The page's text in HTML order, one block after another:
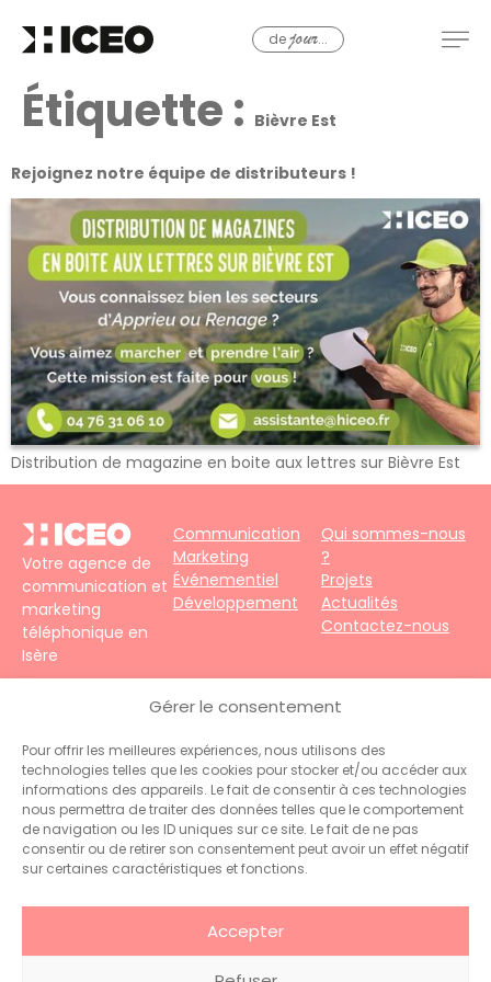
Gérer le consentement
Pour offrir les meilleures expériences, nous utilisons des
technologies telles que les cookies pour stocker et/ou accéder aux
informations des appareils. Le fait de consentir à ces technologies
nous permettra de traiter des données telles que le comportement
de navigation ou les ID uniques sur ce site. Le fait de ne pas
consentir ou de retirer son consentement peut avoir un effet négatif
sur certaines caractéristiques et fonctions.
Accepter
dejour...
Étiquette : Bièvre Est
Rejoignez notre équipe de distributeurs !
Distribution de magazine en boite aux lettres sur Bièvre Est
Votre agence de
communication et
marketing
téléphonique en
Isère
Faubourg – 38690
Téléphone :+33
(0)4 76 31 06 10
Contact :
administration@hiceo.fr
Communication
Marketing
Événementiel
Développement
Qui sommes-nous
?
Projets
Actualités
Contactez-nous